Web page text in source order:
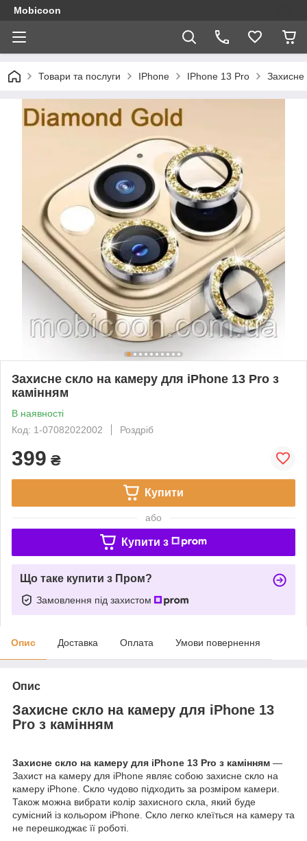
Mobicoon
Товари та послуги IPhone IPhone 13 Pro Захисне
Захисне скло на камеру для iPhone 13 Pro з
камінням
В наявності
Код: 1-07082022002
Роздріб
399 ₴
Купити
або
Купити з
Що таке купити з Пром?
Замовлення під захистом
Опис Доставка Оплата Умови повернення
Опис
Захисне скло на камеру для iPhone 13
Pro з камінням
Захисне скло на камеру для iPhone 13 Pro з камінням —
Захист на камеру для iPhone являє собою захисне скло на
камеру iPhone. Скло чудово підходить за розміром камери.
Також можна вибрати колір захисного скла, який буде
сумісний із кольором iPhone. Скло легко клеїться на камеру та
не перешкоджає її роботі.